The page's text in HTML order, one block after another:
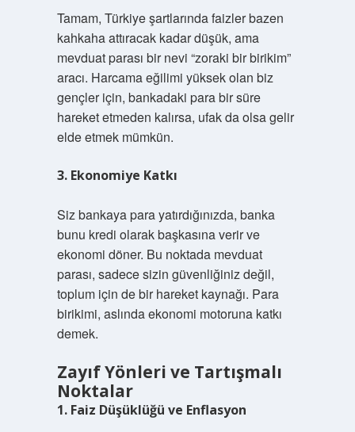
Tamam, Türkiye şartlarında faizler bazen
kahkaha attıracak kadar düşük, ama
mevduat parası bir nevi “zoraki bir birikim”
aracı. Harcama eğilimi yüksek olan biz
gençler için, bankadaki para bir süre
hareket etmeden kalırsa, ufak da olsa gelir
elde etmek mümkün.
3. Ekonomiye Katkı
Siz bankaya para yatırdığınızda, banka
bunu kredi olarak başkasına verir ve
ekonomi döner. Bu noktada mevduat
parası, sadece sizin güvenliğiniz değil,
toplum için de bir hareket kaynağı. Para
birikimi, aslında ekonomi motoruna katkı
demek.
Zayıf Yönleri ve Tartışmalı
Noktalar
1. Faiz Düşüklüğü ve Enflasyon